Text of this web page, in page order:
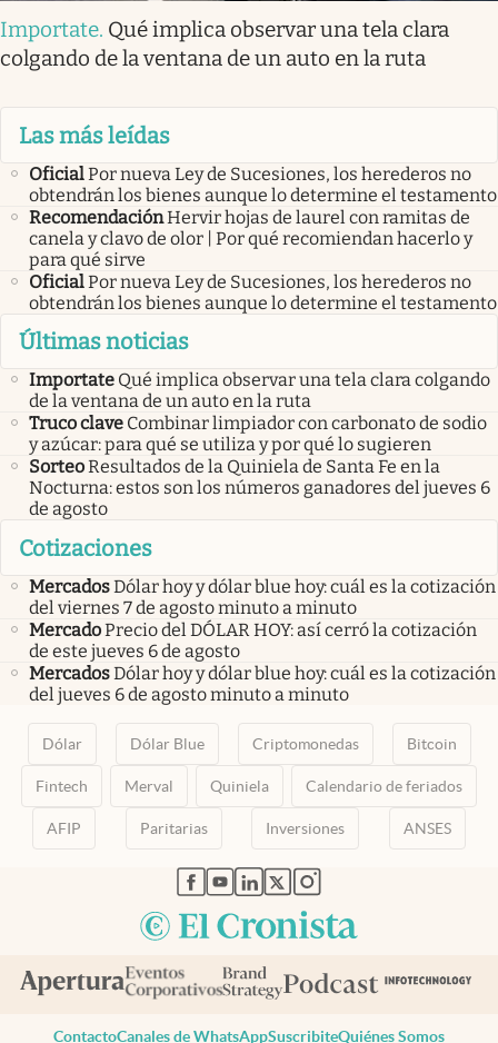
Importate. Qué implica observar una tela clara
colgando de la ventana de un auto en la ruta
Las más leídas
OficialPor nueva Ley de Sucesiones, los herederos no
obtendrán los bienes aunque lo determine el testamento
RecomendaciónHervir hojas de laurel con ramitas de
canela y clavo de olor | Por qué recomiendan hacerlo y
para qué sirve
OficialPor nueva Ley de Sucesiones, los herederos no
obtendrán los bienes aunque lo determine el testamento
Últimas noticias
Importate Qué implica observar una tela clara colgando
de la ventana de un auto en la ruta
Truco clave Combinar limpiador con carbonato de sodio
y azúcar: para qué se utiliza y por qué lo sugieren
SorteoResultados de la Quiniela de Santa Fe en la
Nocturna: estos son los números ganadores del jueves 6
de agosto
Cotizaciones
MercadosDólar hoy y dólar blue hoy: cuál es la cotización
del viernes 7 de agosto minuto a minuto
MercadoPrecio del DÓLAR HOY: así cerró la cotización
de este jueves 6 de agosto
MercadosDólar hoy y dólar blue hoy: cuál es la cotización
del jueves 6 de agosto minuto a minuto
Dólar Dólar Blue Criptomonedas Bitcoin
Fintech Merval Quiniela Calendario de feriados
AFIP Paritarias Inversiones ANSES
abre en nueva pestaña
abre en nueva pestaña
abre en nueva pestaña
abre en nueva pestaña
abre en nueva pestaña
ContactoCanales de WhatsAppSuscribiteQuiénes Somos